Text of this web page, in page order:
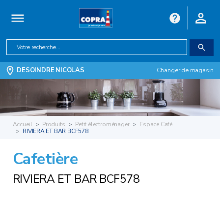
DESOINDRE NICOLAS Changer de magasin
Accueil Produits Petit électroménager
Espace Café
RIVIERA ET BAR BCF578
Cafetière
RIVIERA ET BAR BCF578